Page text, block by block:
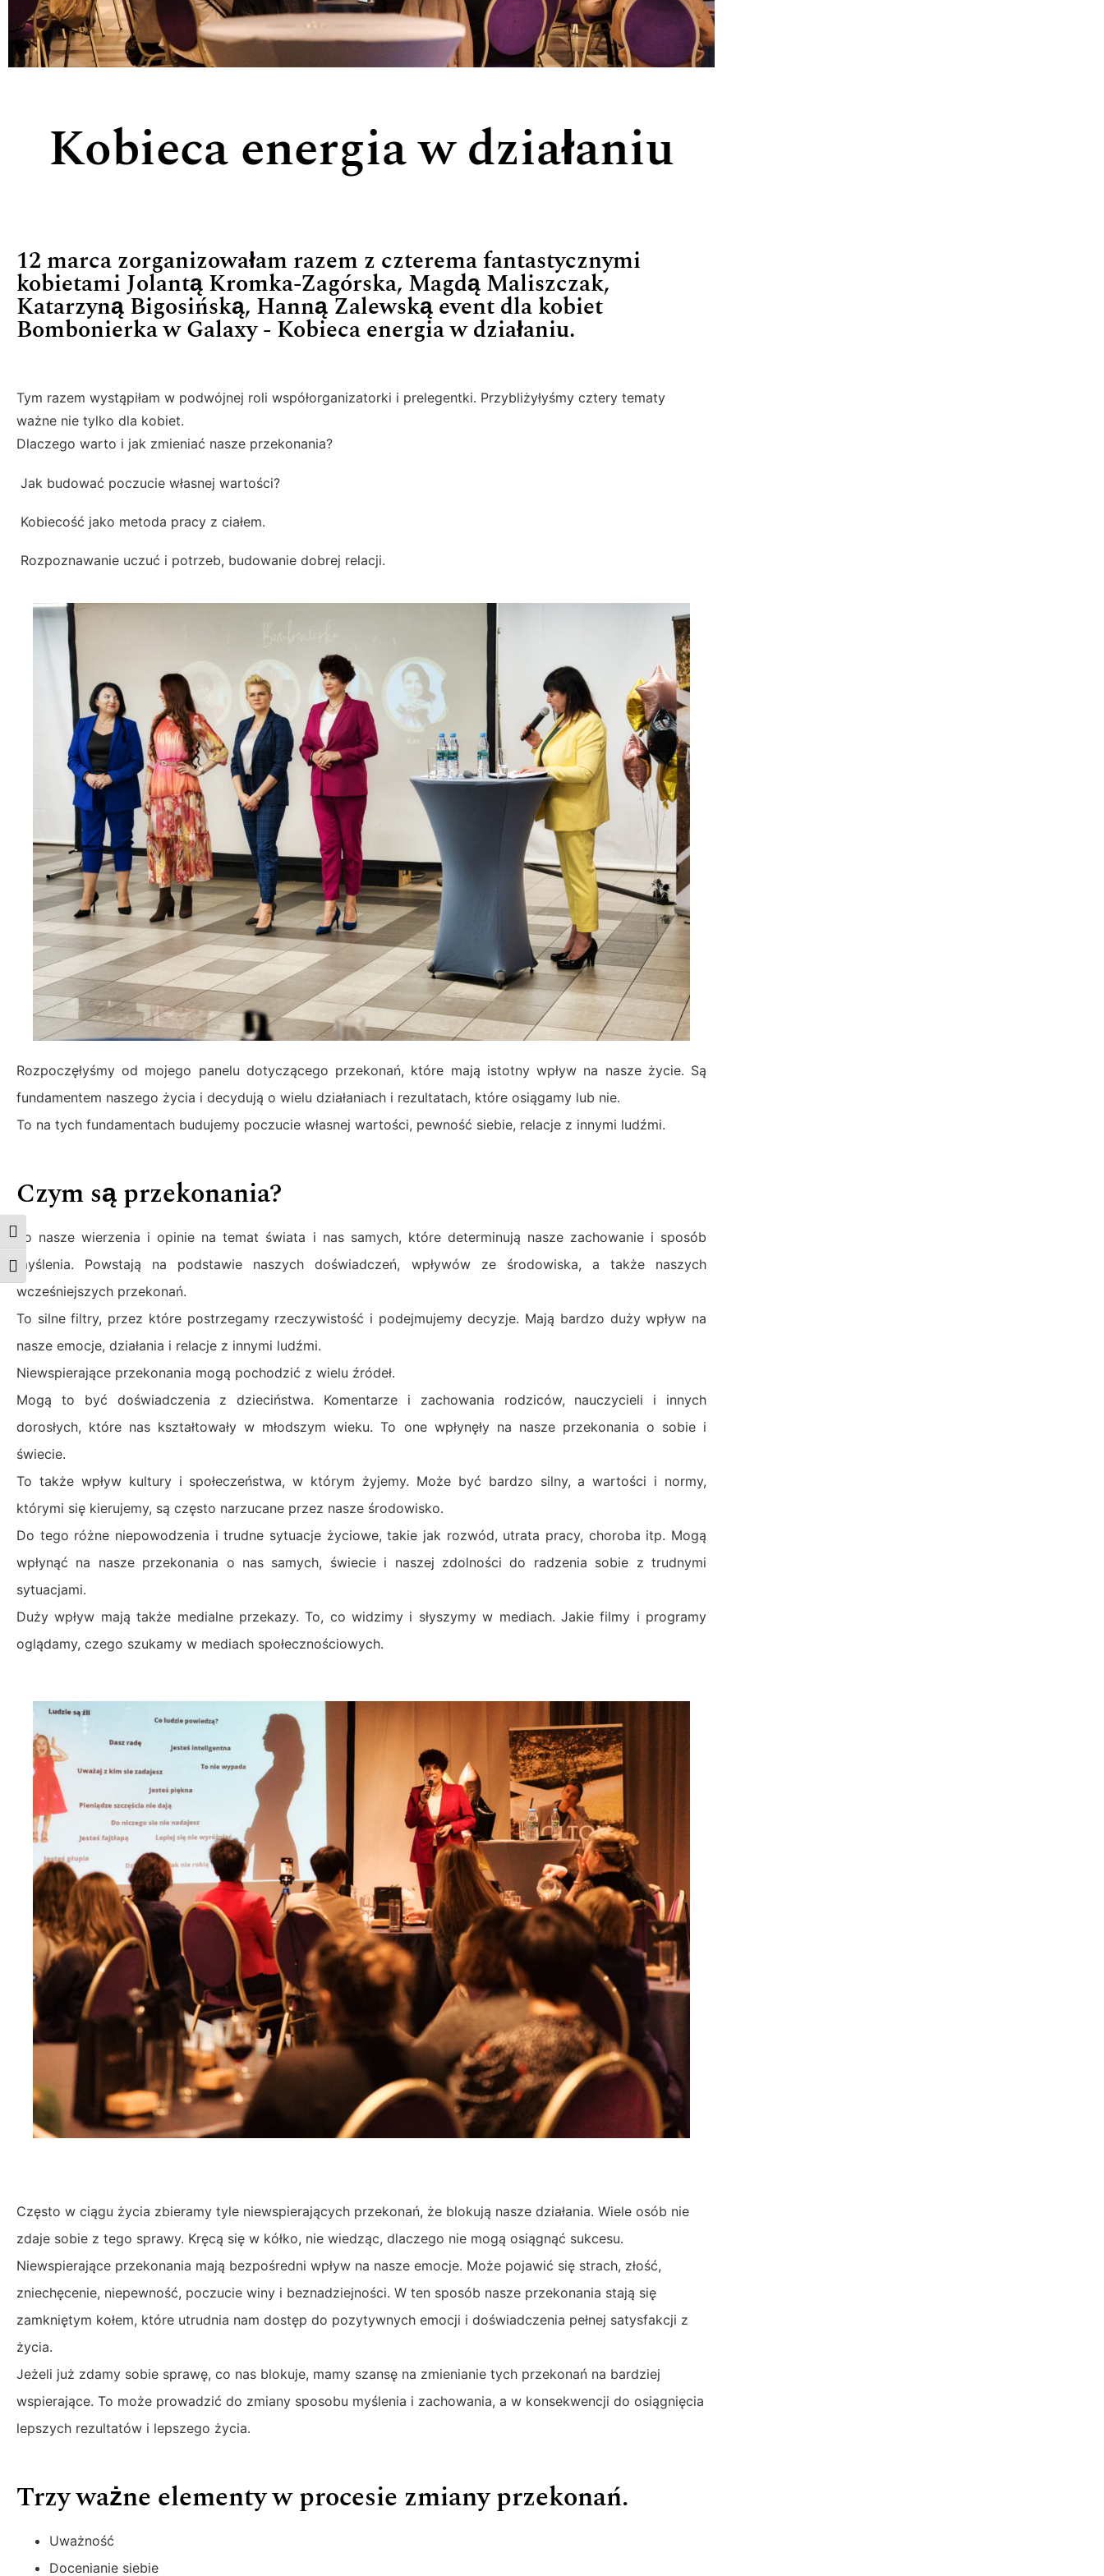
Toggle High Contrast
Toggle Font size
Kobieca energia w działaniu
12 marca zorganizowałam razem z czterema fantastycznymi
kobietami Jolantą Kromka-Zagórska, Magdą Maliszczak,
Katarzyną Bigosińską, Hanną Zalewską event dla kobiet
Bombonierka w Galaxy - Kobieca energia w działaniu.
Tym razem wystąpiłam w podwójnej roli współorganizatorki i prelegentki. Przybliżyłyśmy cztery tematy
ważne nie tylko dla kobiet.
Dlaczego warto i jak zmieniać nasze przekonania?
Jak budować poczucie własnej wartości?
Kobiecość jako metoda pracy z ciałem.
Rozpoznawanie uczuć i potrzeb, budowanie dobrej relacji.
Rozpoczęłyśmy od mojego panelu dotyczącego przekonań, które mają istotny wpływ na nasze życie. Są
fundamentem naszego życia i decydują o wielu działaniach i rezultatach, które osiągamy lub nie.
To na tych fundamentach budujemy poczucie własnej wartości, pewność siebie, relacje z innymi ludźmi.
Czym są przekonania?
To nasze wierzenia i opinie na temat świata i nas samych, które determinują nasze zachowanie i sposób
myślenia. Powstają na podstawie naszych doświadczeń, wpływów ze środowiska, a także naszych
wcześniejszych przekonań.
To silne filtry, przez które postrzegamy rzeczywistość i podejmujemy decyzje. Mają bardzo duży wpływ na
nasze emocje, działania i relacje z innymi ludźmi.
Niewspierające przekonania mogą pochodzić z wielu źródeł.
Mogą to być doświadczenia z dzieciństwa. Komentarze i zachowania rodziców, nauczycieli i innych
dorosłych, które nas kształtowały w młodszym wieku. To one wpłynęły na nasze przekonania o sobie i
świecie.
To także wpływ kultury i społeczeństwa, w którym żyjemy. Może być bardzo silny, a wartości i normy,
którymi się kierujemy, są często narzucane przez nasze środowisko.
Do tego różne niepowodzenia i trudne sytuacje życiowe, takie jak rozwód, utrata pracy, choroba itp. Mogą
wpłynąć na nasze przekonania o nas samych, świecie i naszej zdolności do radzenia sobie z trudnymi
sytuacjami.
Duży wpływ mają także medialne przekazy. To, co widzimy i słyszymy w mediach. Jakie filmy i programy
oglądamy, czego szukamy w mediach społecznościowych.
Często w ciągu życia zbieramy tyle niewspierających przekonań, że blokują nasze działania. Wiele osób nie
zdaje sobie z tego sprawy. Kręcą się w kółko, nie wiedząc, dlaczego nie mogą osiągnąć sukcesu.
Niewspierające przekonania mają bezpośredni wpływ na nasze emocje. Może pojawić się strach, złość,
zniechęcenie, niepewność, poczucie winy i beznadziejności. W ten sposób nasze przekonania stają się
zamkniętym kołem, które utrudnia nam dostęp do pozytywnych emocji i doświadczenia pełnej satysfakcji z
życia.
Jeżeli już zdamy sobie sprawę, co nas blokuje, mamy szansę na zmienianie tych przekonań na bardziej
wspierające. To może prowadzić do zmiany sposobu myślenia i zachowania, a w konsekwencji do osiągnięcia
lepszych rezultatów i lepszego życia.
Trzy ważne elementy w procesie zmiany przekonań.
Uważność
Docenianie siebie